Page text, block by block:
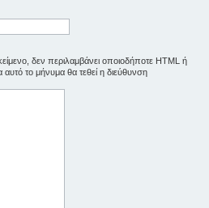
δεν περιλαμβάνει οποιοδήποτε HTML ή
το μήνυμα θα τεθεί η διεύθυνση